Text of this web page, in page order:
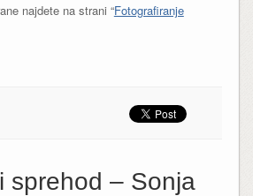
najdete na strani “Fotografiranje
sprehod – Sonja